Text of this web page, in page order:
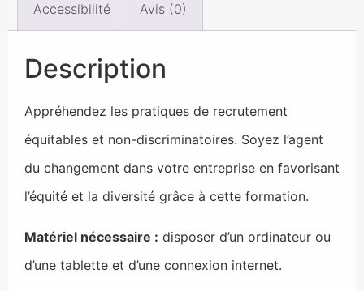
Accessibilité Avis (0)
Description
Appréhendez les pratiques de recrutement
équitables et non-discriminatoires. Soyez l’agent
du changement dans votre entreprise en favorisant
l’équité et la diversité grâce à cette formation.
Matériel nécessaire : disposer d’un ordinateur ou
d’une tablette et d’une connexion internet.